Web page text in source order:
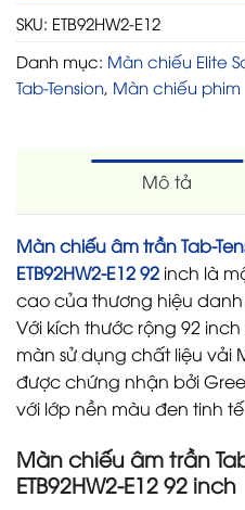
SKU: ETB92HW2-E12
Danh mục: Màn chiếu Elite
Tab-Tension Màn chiếu phim
Mô tả
Màn chiếu âm trần Tab-
ETB92HW2-E12 92 inch là
cao của thương hiệu
Với kích thước rộng 92
màn sử dụng chất liệu vải
được chứng nhận bởi
với lớp nền màu đen tinh
Màn chiếu âm trần
ETB92HW2-E12 92 inch